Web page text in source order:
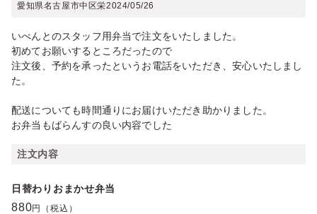
愛知県名古屋市中区栄2024/05/26
いべんとのスタッフ用弁当で注文をいたしました。
初めてお願いするところだったので
注文後、予約を承ったというお電話をいただき、安心いたしまし
た。
配送についても時間通りにお届けいただき助かりました。
お弁当もばらんすの良い内容でした
注文内容
日替わりおまかせ弁当
880円（税込）